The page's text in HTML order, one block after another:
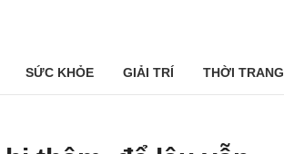
SỨC KHỎE GIẢI TRÍ THỜI TRANG